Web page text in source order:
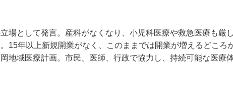
場として発言。産科がなくなり、小児科医療や救急医療も厳
15年以上新規開業がなく、このままでは開業が増えるどこ
地域医療計画。市民、医師、行政で協力し、持続可能な医療